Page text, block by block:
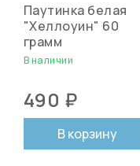
Паутинка белая
"Хеллоуин" 60
грамм
В наличии
490 ₽
В корзину